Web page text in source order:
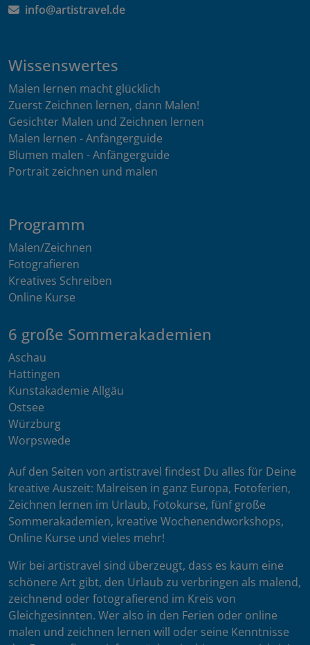
info@artistravel.de
Wissenswertes
Malen lernen macht glücklich
Zuerst Zeichnen lernen, dann Malen!
Gesichter Malen und Zeichnen lernen
Malen lernen - Anfängerguide
Blumen malen - Anfängerguide
Portrait zeichnen und malen
Programm
Malen/Zeichnen
Fotografieren
Kreatives Schreiben
Online Kurse
6 große Sommerakademien
Aschau
Hattingen
Kunstakademie Allgäu
Ostsee
Würzburg
Worpswede
Auf den Seiten von artistravel findest Du alles für Deine
kreative Auszeit: Malreisen in ganz Europa, Fotoferien,
Zeichnen lernen im Urlaub, Fotokurse, fünf große
Sommerakademien, kreative Wochenendworkshops,
Online Kurse und vieles mehr!
Wir bei artistravel sind überzeugt, dass es kaum eine
schönere Art gibt, den Urlaub zu verbringen als malend,
zeichnend oder fotografierend im Kreis von
Gleichgesinnten. Wer also in den Ferien oder online
malen und zeichnen lernen will oder seine Kenntnisse